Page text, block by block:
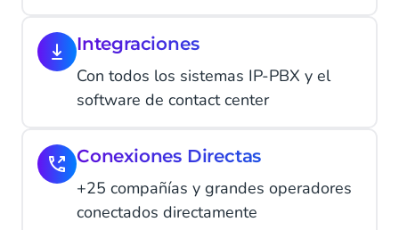
Integraciones
Con todos los sistemas IP-PBX y el
software de contact center
Conexiones Directas
+25 compañías y grandes operadores
conectados directamente